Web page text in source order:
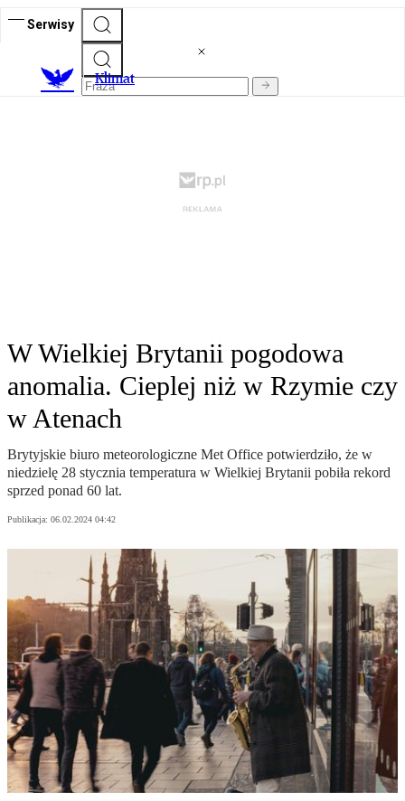
Serwisy
Klimat
W Wielkiej Brytanii pogodowa
anomalia. Cieplej niż w Rzymie czy
w Atenach
Brytyjskie biuro meteorologiczne Met Office potwierdziło, że w
niedzielę 28 stycznia temperatura w Wielkiej Brytanii pobiła rekord
sprzed ponad 60 lat.
Publikacja: 06.02.2024 04:42